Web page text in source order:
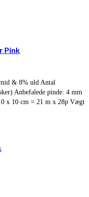
Pink
& 8% uld Antal
Anbefalede pinde: 4 mm
x 10 cm = 21 m x 28p Vægt